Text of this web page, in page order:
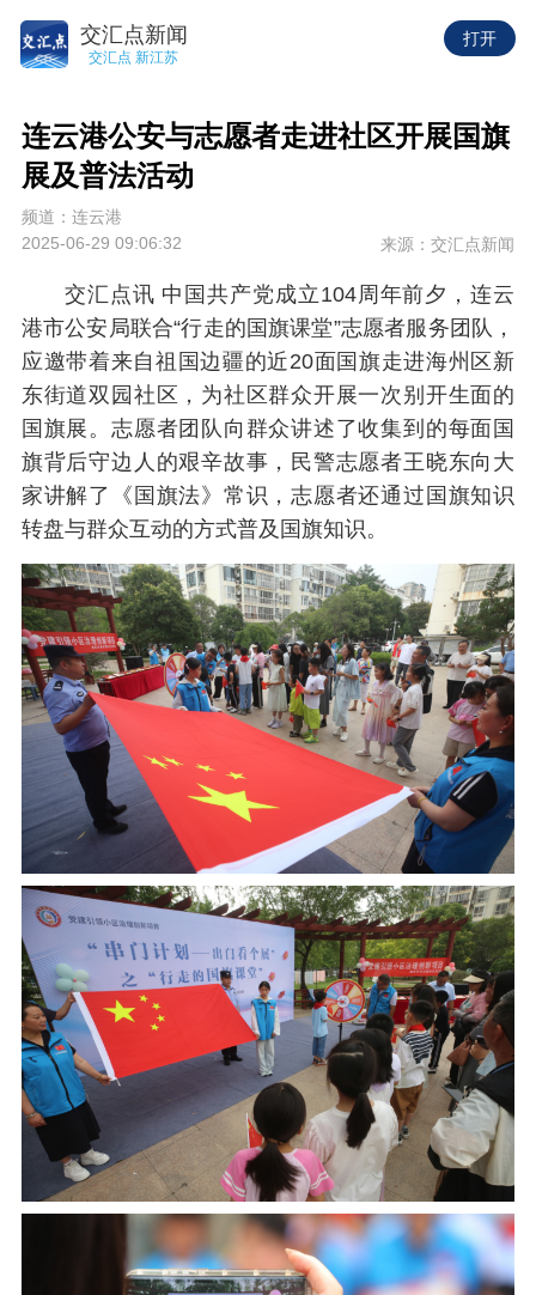
交汇点新闻
交汇点 新江苏
打开
连云港公安与志愿者走进社区开展国旗
展及普法活动
频道：连云港
2025-06-29 09:06:32
来源：交汇点新闻
交汇点讯 中国共产党成立104周年前夕，连云
港市公安局联合“行走的国旗课堂”志愿者服务团队，
应邀带着来自祖国边疆的近20面国旗走进海州区新
东街道双园社区，为社区群众开展一次别开生面的
国旗展。志愿者团队向群众讲述了收集到的每面国
旗背后守边人的艰辛故事，民警志愿者王晓东向大
家讲解了《国旗法》常识，志愿者还通过国旗知识
转盘与群众互动的方式普及国旗知识。